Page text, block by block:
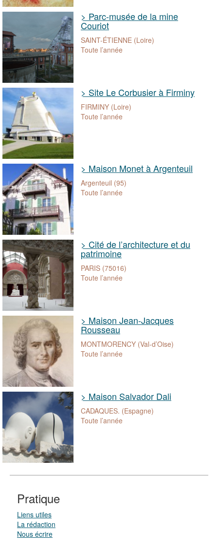
> Parc-musée de la mine
Couriot
SAINT-ÉTIENNE (Loire)
Toute l’année
> Site Le Corbusier à Firminy
FIRMINY (Loire)
Toute l’année
> Maison Monet à Argenteuil
Argenteuil (95)
Toute l’année
> Cité de l’architecture et du
patrimoine
PARIS (75016)
Toute l’année
> Maison Jean-Jacques
Rousseau
MONTMORENCY (Val-d’Oise)
Toute l’année
> Maison Salvador Dali
CADAQUES. (Espagne)
Toute l’année
Pratique
Liens utiles
La rédaction
Nous écrire